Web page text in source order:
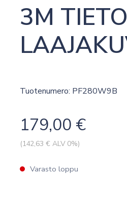
3M
Tuotenumero: PF280W9B
179,00 €
(142,63 € ALV 0%)
Varasto loppu